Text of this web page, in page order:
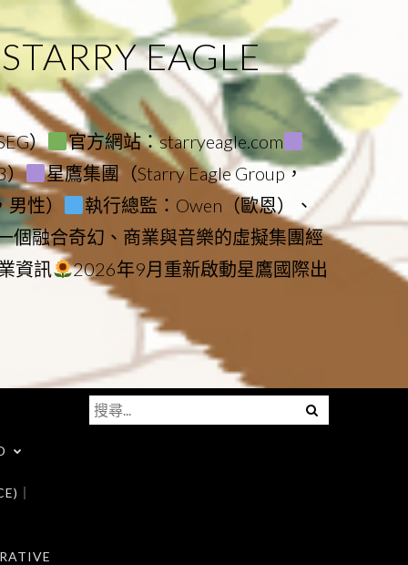
EAGLE
）
官方網站：starryeagle.com
）
星鷹集團（Starry Eagle Group，
性）
執行總監：Owen（歐恩）、
個融合奇幻、商業與音樂的虛擬集團經
資訊
2026年9月重新啟動星鷹國際出
｜
Menu
搜
尋